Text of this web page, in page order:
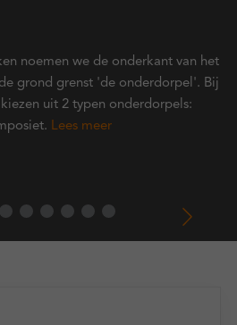
noemen we de onderkant van het
grond grenst 'de onderdorpel'. Bij
uit 2 typen onderdorpels:
Lees meer